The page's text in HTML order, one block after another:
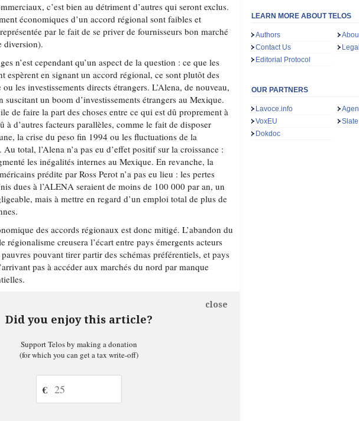
c’est bien au détriment d’autres qui seront exclus.
économiques d’un accord régional sont faibles et
par le fait de se priver de fournisseurs bon marché
diversion).
n’est cependant qu’un aspect de la question : ce que les
espèrent en signant un accord régional, ce sont plutôt des
les investissements directs étrangers. L’Alena, de nouveau,
suscitant un boom d’investissements étrangers au Mexique.
de faire la part des choses entre ce qui est dû proprement à
à d’autres facteurs parallèles, comme le fait de disposer
la crise du peso fin 1994 ou les fluctuations de la
total, l’Alena n’a pas eu d’effet positif sur la croissance :
les inégalités internes au Mexique. En revanche, la
prédite par Ross Perot n’a pas eu lieu : les pertes
dues à l’ALENA seraient de moins de 100 000 par an, un
mais à mettre en regard d’un emploi total de plus de
des accords régionaux est donc mitigé. L’abandon du
régionalisme creusera l’écart entre pays émergents acteurs
pouvant tirer partir des schémas préférentiels, et pays
pas à accéder aux marchés du nord par manque
Did you enjoy this article?
close
Support Telos by making a donation
(for which you can get a tax write-off)
€
LEARN MORE ABOUT TELOS
Authors
Contact Us
Editorial Protocol
OUR PARTNERS
Lavoce.info
VoxEU
Slate
Dokdoc